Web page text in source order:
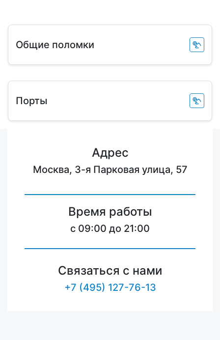
Общие поломки
Порты
Адрес
Москва, 3-я Парковая улица, 57
Время работы
c 09:00 до 21:00
Связаться с нами
+7 (495) 127-76-13